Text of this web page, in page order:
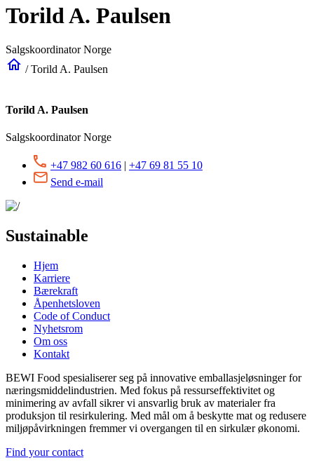
Torild A. Paulsen
Salgskoordinator Norge
home /Torild A. Paulsen
Torild A. Paulsen
Salgskoordinator Norge
+47 982 60 616 | +47 69 81 55 10
Send e-mail
Sustainable
Hjem
Karriere
Bærekraft
Åpenhetsloven
Code of Conduct
Nyhetsrom
Om oss
Kontakt
BEWI Food spesialiserer seg på innovative emballasjeløsninger for
næringsmiddelindustrien. Med fokus på ressurseffektivitet og
minimering av avfall sikrer vi ansvarlig bruk av materialer fra
produksjon til resirkulering. Med mål om å beskytte mat og redusere
miljøpåvirkningen fremmer vi overgangen til en sirkulær økonomi.
Find your contact